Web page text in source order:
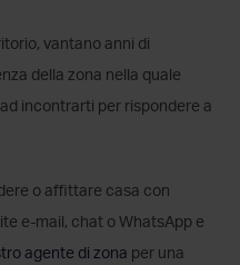
vantano anni di
della zona nella quale
incontrarti per rispondere a
o affittare casa con
e-mail, chat o WhatsApp e
agente di zona per una